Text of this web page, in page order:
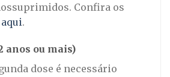
Confira os
aqui.
anos ou mais)
dose é necessário